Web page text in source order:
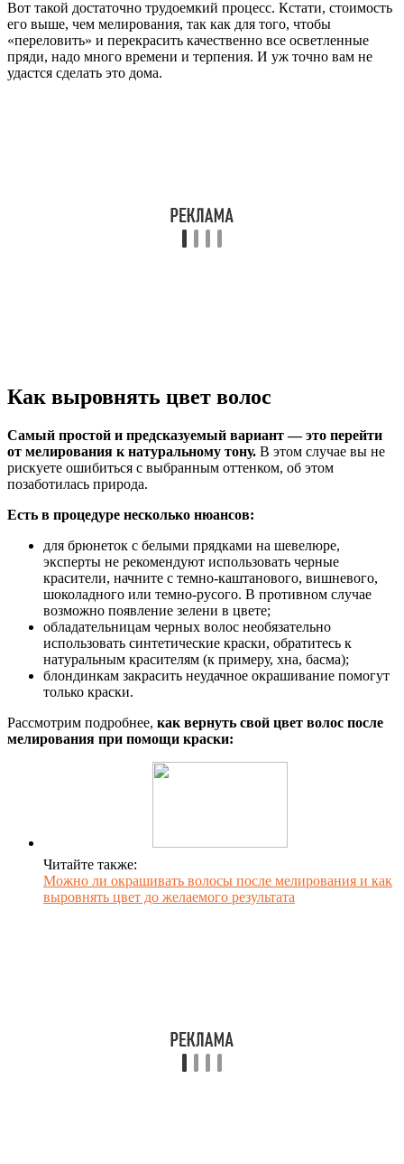
Вот такой достаточно трудоемкий процесс. Кстати, стоимость
его выше, чем мелирования, так как для того, чтобы
«переловить» и перекрасить качественно все осветленные
пряди, надо много времени и терпения. И уж точно вам не
удастся сделать это дома.
Как выровнять цвет волос
Самый простой и предсказуемый вариант — это перейти
от мелирования к натуральному тону. В этом случае вы не
рискуете ошибиться с выбранным оттенком, об этом
позаботилась природа.
Есть в процедуре несколько нюансов:
для брюнеток с белыми прядками на шевелюре,
эксперты не рекомендуют использовать черные
красители, начните с темно-каштанового, вишневого,
шоколадного или темно-русого. В противном случае
возможно появление зелени в цвете;
обладательницам черных волос необязательно
использовать синтетические краски, обратитесь к
натуральным красителям (к примеру, хна, басма);
блондинкам закрасить неудачное окрашивание помогут
только краски.
Рассмотрим подробнее, как вернуть свой цвет волос после
мелирования при помощи краски:
Читайте также:
Можно ли окрашивать волосы после мелирования и как
выровнять цвет до желаемого результата